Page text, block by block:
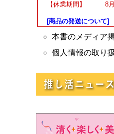
【休業期間】 8月
[商品の発送について]
本書のメディア
個人情報の取り